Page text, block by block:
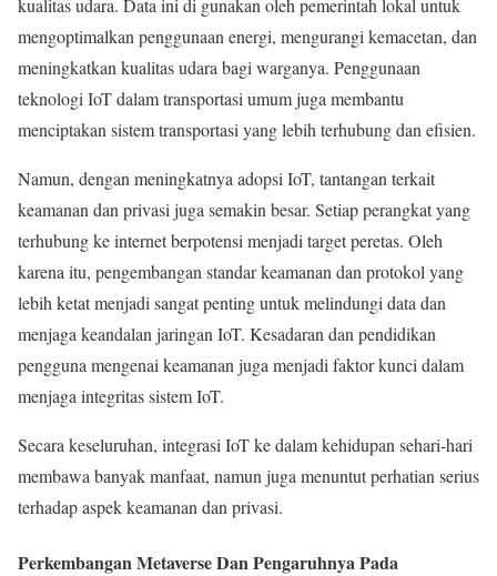
kualitas udara. Data ini di gunakan oleh pemerintah lokal untuk
mengoptimalkan penggunaan energi, mengurangi kemacetan, dan
meningkatkan kualitas udara bagi warganya. Penggunaan
teknologi IoT dalam transportasi umum juga membantu
menciptakan sistem transportasi yang lebih terhubung dan efisien.
Namun, dengan meningkatnya adopsi IoT, tantangan terkait
keamanan dan privasi juga semakin besar. Setiap perangkat yang
terhubung ke internet berpotensi menjadi target peretas. Oleh
karena itu, pengembangan standar keamanan dan protokol yang
lebih ketat menjadi sangat penting untuk melindungi data dan
menjaga keandalan jaringan IoT. Kesadaran dan pendidikan
pengguna mengenai keamanan juga menjadi faktor kunci dalam
menjaga integritas sistem IoT.
Secara keseluruhan, integrasi IoT ke dalam kehidupan sehari-hari
membawa banyak manfaat, namun juga menuntut perhatian serius
terhadap aspek keamanan dan privasi.
Perkembangan Metaverse Dan Pengaruhnya Pada